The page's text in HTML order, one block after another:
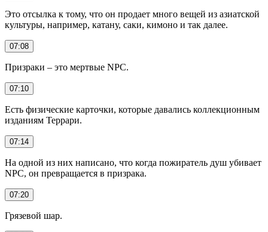
Это отсылка к тому, что он продает много вещей из азиатской
культуры, например, катану, саки, кимоно и так далее.
07:08
Призраки – это мертвые NPC.
07:10
Есть физические карточки, которые давались коллекционным
изданиям Террари.
07:14
На одной из них написано, что когда пожиратель душ убивает
NPC, он превращается в призрака.
07:20
Грязевой шар.